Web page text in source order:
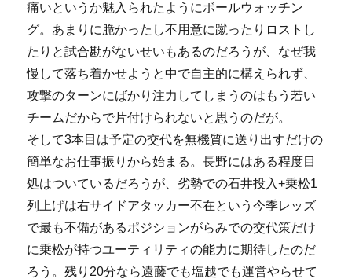
痛いというか魅入られたようにボールウォッチン
グ。あまりに脆かったし不用意に蹴ったりロストし
たりと試合勘がないせいもあるのだろうが、なぜ我
慢して落ち着かせようと中で自主的に構えられず、
攻撃のターンにばかり注力してしまうのはもう若い
チームだからで片付けられないと思うのだが。
そして3本目は予定の交代を無機質に送り出すだけの
簡単なお仕事振りから始まる。長野にはある程度目
処はついているだろうが、劣勢での石井投入+乗松1
列上げは右サイドアタッカー不在という今季レッズ
で最も不備があるポジションがらみでの交代策だけ
に乗松が持つユーティリティの能力に期待したのだ
ろう。残り20分なら遠藤でも塩越でも運営やらせて